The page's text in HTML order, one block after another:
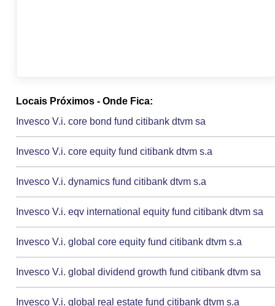
Locais Próximos - Onde Fica:
Invesco V.i. core bond fund citibank dtvm sa
Invesco V.i. core equity fund citibank dtvm s.a
Invesco V.i. dynamics fund citibank dtvm s.a
Invesco V.i. eqv international equity fund citibank dtvm sa
Invesco V.i. global core equity fund citibank dtvm s.a
Invesco V.i. global dividend growth fund citibank dtvm sa
Invesco V.i. global real estate fund citibank dtvm s.a